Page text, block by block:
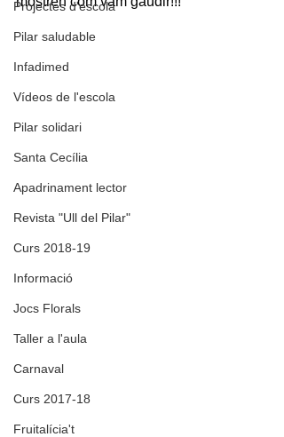
Projectes d'escola
Pilar saludable
Infadimed
Vídeos de l'escola
Pilar solidari
Santa Cecília
Apadrinament lector
Revista "Ull del Pilar"
Curs 2018-19
Informació
Jocs Florals
Taller a l'aula
Carnaval
Curs 2017-18
Fruitalícia't